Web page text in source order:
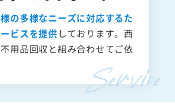
の多様なニーズに対応するた
ビスを提供しております。西
用品回収と組み合わせてご依